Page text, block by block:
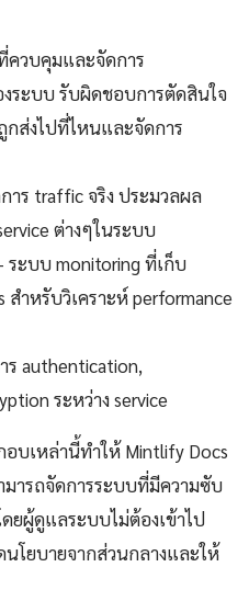
วบคุมและจัดการ
ระบบ รับผิดชอบการตัดสินใจ
กส่งไปที่ไหนและจัดการ
ร traffic จริง ประมวลผล
ต่างๆในระบบ
ระบบ monitoring ที่เก็บ
สำหรับวิเคราะห์ performance
ร authentication,
ระหว่าง service
บเหล่านี้ทำให้ Mintlify Docs
มารถจัดการระบบที่มีความซับ
ยผู้ดูแลระบบไม่ต้องเข้าไป
โยบายจากส่วนกลางและให้